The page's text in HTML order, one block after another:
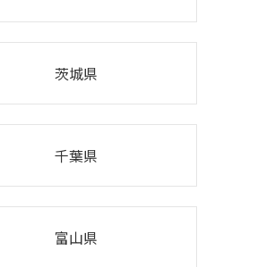
茨城県
千葉県
富山県